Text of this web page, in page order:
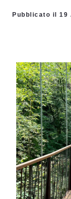
Pubblicato il 19